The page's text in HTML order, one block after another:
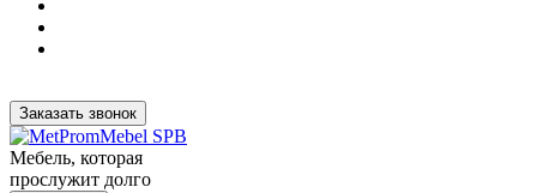
Заказать звонок
Мебель, которая
прослужит долго